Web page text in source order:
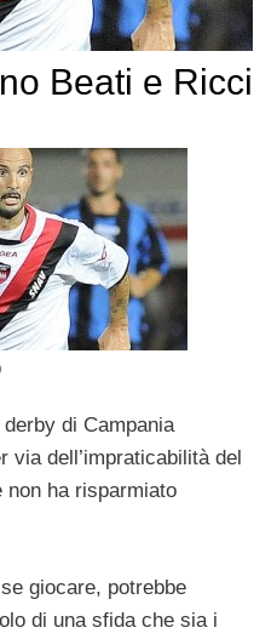
Beati e Ricci
di Campania
via dell’impraticabilità del
non ha risparmiato
giocare, potrebbe
di una sfida che sia i